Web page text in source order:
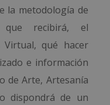
la metodología de
que recibirá, el
Virtual, qué hacer
e información
de Arte, Artesanía
dispondrá de un